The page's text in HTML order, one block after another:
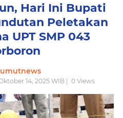
Hari Ini Bupati
Peletakan
UPT SMP 043
14, 2025 WIB | 0 Views